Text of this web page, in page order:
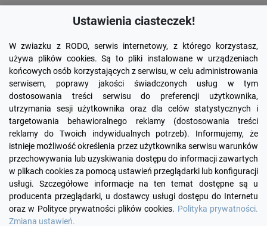
FacebookYouTubePinterest
Ustawienia ciasteczek!
W zwiazku z RODO, serwis internetowy, z którego korzystasz,
używa plików cookies. Są to pliki instalowane w urządzeniach
końcowych osób korzystających z serwisu, w celu administrowania
serwisem, poprawy jakości świadczonych usług w tym
dostosowania treści serwisu do preferencji użytkownika,
utrzymania sesji użytkownika oraz dla celów statystycznych i
targetowania behawioralnego reklamy (dostosowania treści
reklamy do Twoich indywidualnych potrzeb). Informujemy, że
istnieje możliwość określenia przez użytkownika serwisu warunków
przechowywania lub uzyskiwania dostępu do informacji zawartych
w plikach cookies za pomocą ustawień przeglądarki lub konfiguracji
usługi. Szczegółowe informacje na ten temat dostępne są u
producenta przeglądarki, u dostawcy usługi dostępu do Internetu
oraz w Polityce prywatności plików cookies. Polityka prywatności.
Zmiana ustawień.
PRODUKTY 
INFORMACJE 